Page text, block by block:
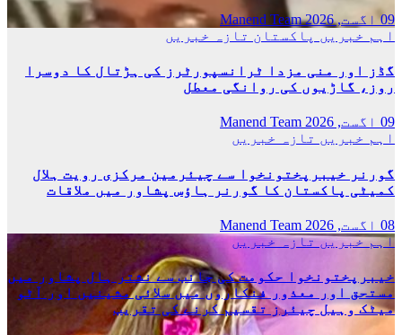
09 اگست, 2026
Manend Team
اہم خبریں پاکستان تازہ خبریں
گڈز اور منی مزدا ٹرانسپورٹرز کی ہڑتال کا دوسرا
روز، گاڑیوں کی روانگی معطل
09 اگست, 2026
Manend Team
اہم خبریں تازہ خبریں
گورنر خیبرپختونخوا سے چیئرمین مرکزی رویت ہلال
کمیٹی پاکستان کا گورنر ہاؤس پشاور میں ملاقات
08 اگست, 2026
Manend Team
اہم خبریںتازہ خبریں
خیبرپختونخوا حکومت کی جانب سے نشتر ہال پشاور میں
مستحق اور معذور فنکاروں میں سلائی مشینیں اور آٹو
میٹک وہیل چیئرز تقسیم کرنے کی تقریب